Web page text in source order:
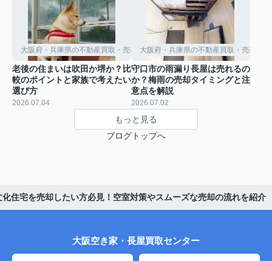
大阪府・兵庫県の不動産買取・売却・購入をお考えの方へ
老後の住まいは吹田か堺か？比
較のポイントと家族で考えたい
選び方
2026.07.04
大阪府・兵庫県の不動産買取・売却・
守口市の雨漏り長屋は売れるの
か？梅雨の売却タイミングと注
意点を解説
2026.07.02
もっと見る
ブログトップへ
住宅を売却したい方必見！空室対策やスムーズな売却の流れを紹介
大阪空き家・長屋買取センター